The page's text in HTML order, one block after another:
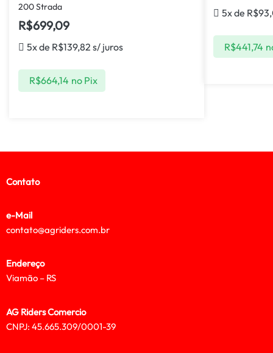
200 Strada
R$699,09
5x de R$139,82 s/ juros
R$664,14 no Pix
5x de R$
R$441,74
Contato
e-Mail
contato@agriders.com.br
Endereço
Viamão – RS
AG Riders Comercio
CNPJ: 45.665.309/0001-39